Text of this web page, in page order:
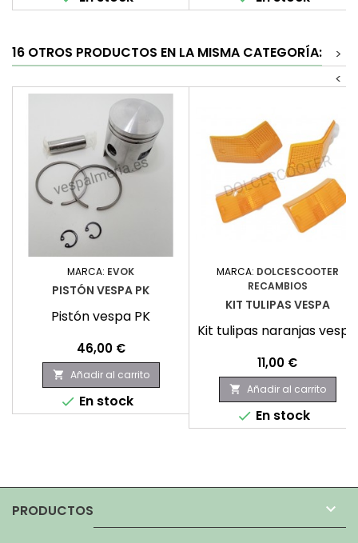
16 OTROS PRODUCTOS EN LA MISMA CATEGORÍA:
>
<
MARCA: EVOK
PISTÓN VESPA PK
Pistón vespa PK
Precio
46,00 €
 Añadir al carrito
 En stock
MARCA: DOLCESCOOTER
RECAMBIOS
KIT TULIPAS VESPA
Kit tulipas naranjas vespa
Precio
11,00 €
 Añadir al carrito
 En stock
PRODUCTOS 